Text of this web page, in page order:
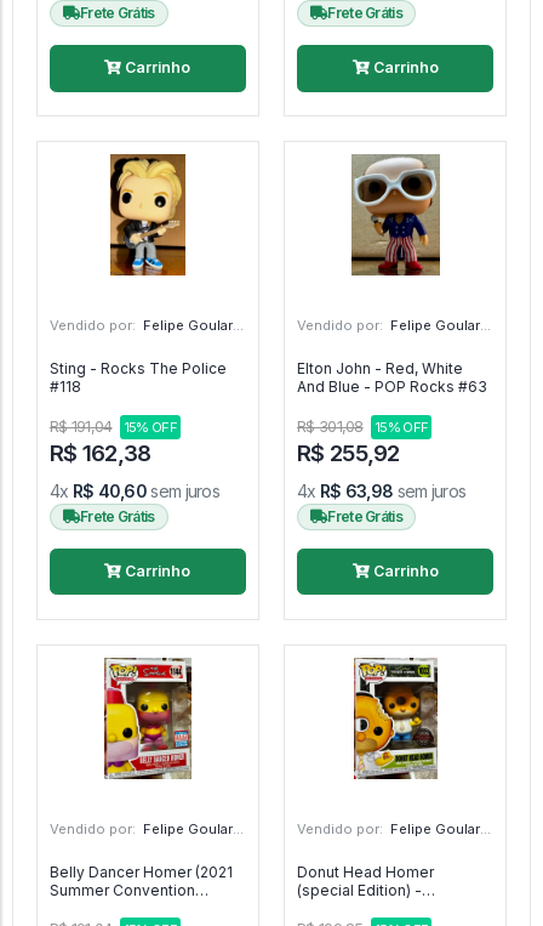
Frete Grátis
Carrinho
Frete Grátis
Carrinho
Vendido por: Felipe Goulart - SP
Sting - Rocks The Police
#118
R$ 191,04 15% OFF
R$ 162,38
4x R$ 40,60sem juros
Frete Grátis
Carrinho
Vendido por: Felipe Goulart - SP
Elton John - Red, White
And Blue - POP Rocks #63
R$ 301,08 15% OFF
R$ 255,92
4x R$ 63,98 sem juros
Frete Grátis
Carrinho
Vendido por: Felipe Goulart - SP
Belly Dancer Homer (2021
Summer Convention
Vendido por: Felipe Goulart - SP
Donut Head Homer
(special Edition) -